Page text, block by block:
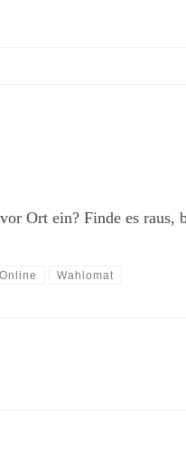
Ort ein? Finde es raus,
Wahlomat